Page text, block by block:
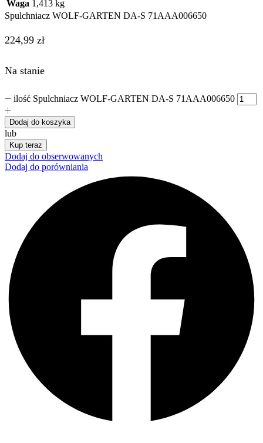
Waga 1,413 kg
Spulchniacz WOLF-GARTEN DA-S 71AAA006650
224,99 zł
Na stanie
ilość Spulchniacz WOLF-GARTEN DA-S 71AAA006650
Dodaj do koszyka
lub
Kup teraz
Dodaj do obserwowanych
Dodaj do porówniania